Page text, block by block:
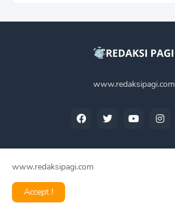
www.redaksipagi.com
Home Tentang Kami
www.redaksipagi.com
Accept !